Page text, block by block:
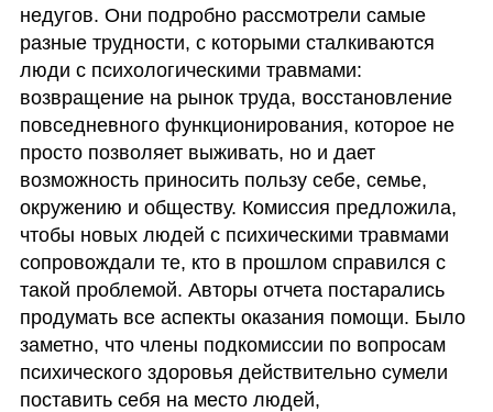
недугов. Они подробно рассмотрели самые
разные трудности, с которыми сталкиваются
люди с психологическими травмами:
возвращение на рынок труда, восстановление
повседневного функционирования, которое не
просто позволяет выживать, но и дает
возможность приносить пользу себе, семье,
окружению и обществу. Комиссия предложила,
чтобы новых людей с психическими травмами
сопровождали те, кто в прошлом справился с
такой проблемой. Авторы отчета постарались
продумать все аспекты оказания помощи. Было
заметно, что члены подкомиссии по вопросам
психического здоровья действительно сумели
поставить себя на место людей,